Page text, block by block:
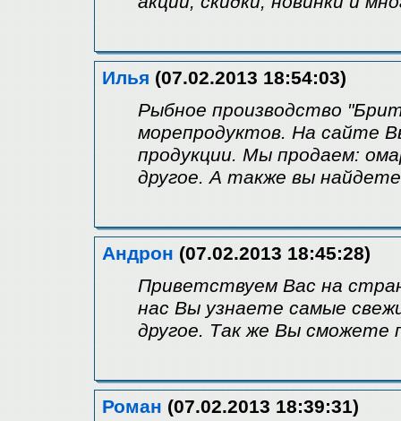
Илья (07.02.2013 18:54:03)
Рыбное производство
морепродуктов. На сайте
продукции. Мы продаем:
другое. А также вы
Андрон (07.02.2013 18:45:28)
Приветствуем Вас на
нас Вы узнаете самые
другое. Так же Вы сможете
Роман (07.02.2013 18:39:31)